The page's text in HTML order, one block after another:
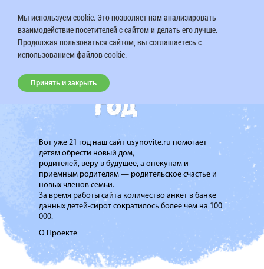
Вот уже 21 год наш сайт usynovite.ru помогает
детям обрести новый дом,
родителей, веру в будущее, а опекунам и
приемным родителям — родительское счастье и
новых членов семьи.
За время работы сайта количество анкет в банке
данных детей-сирот сократилось более чем на 100
000.
О Проекте
Мы используем cookie. Это позволяет нам анализировать
взаимодействие посетителей с сайтом и делать его лучше.
Продолжая пользоваться сайтом, вы соглашаетесь с
использованием файлов cookie.
Принять и закрыть